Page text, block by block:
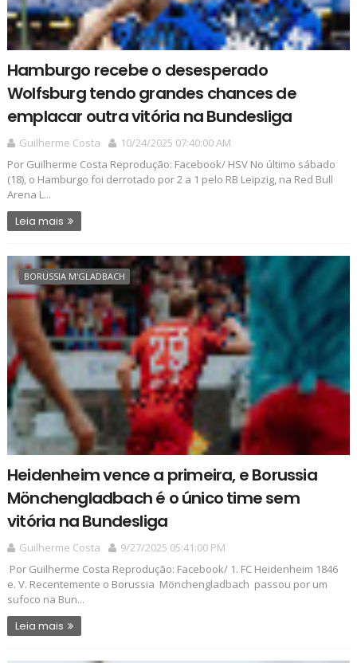
Hamburgo recebe o desesperado
Wolfsburg tendo grandes chances de
emplacar outra vitória na Bundesliga
Guilherme Costa
10/24/2025 07:40:00 AM
Por Guilherme Costa Reprodução: Facebook/ HSV No último sábado
(18), o Hamburgo foi derrotado por 2 a 1 pelo RB Leipzig, na Red Bull
Arena L...
Leia mais
BORUSSIA M'GLADBACH
Heidenheim vence a primeira, e Borussia
Mönchengladbach é o único time sem
vitória na Bundesliga
Guilherme Costa
9/27/2025 05:41:00 PM
Por Guilherme Costa Reprodução: Facebook/ 1. FC Heidenheim 1846
e. V. Recentemente o Borussia Mönchengladbach passou por um
sufoco na Bun...
Leia mais